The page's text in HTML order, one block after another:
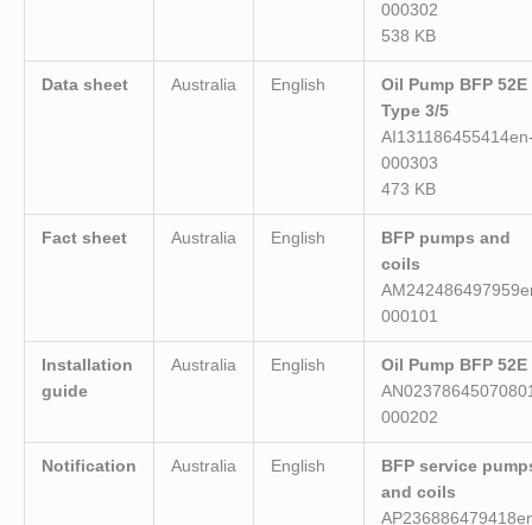
000302
538 KB
Data sheet Australia English
Oil Pump BFP 52E
Type 3/5
000303
473 KB
Fact sheet Australia English
BFP pumps and
coils
000101
Installation
guide
Australia English
Oil Pump BFP 52E
000202
Notification Australia English
BFP service
and coils